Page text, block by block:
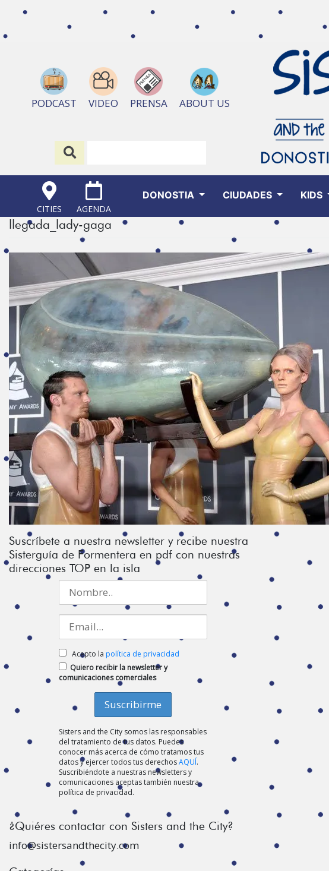
PODCAST VIDEO PRENSA ABOUT US
CITIES AGENDA
DONOSTIA CIUDADES KIDS
llegada_lady-gaga
Suscríbete a nuestra newsletter y recibe nuestra
Sisterguía de Formentera en pdf con nuestras
direcciones TOP en la isla
Acepto la política de privacidad
Quiero recibir la newsletter y
comunicaciones comerciales
Sisters and the City somos las responsables
del tratamiento de tus datos. Puedes
conocer más acerca de cómo tratamos tus
datos y ejercer todos tus derechosAQUÍ.
Suscribiéndote a nuestras newsletters y
comunicaciones aceptas también nuestra
política de privacidad.
¿Quiéres contactar con Sisters and the City?
info@sistersandthecity.com